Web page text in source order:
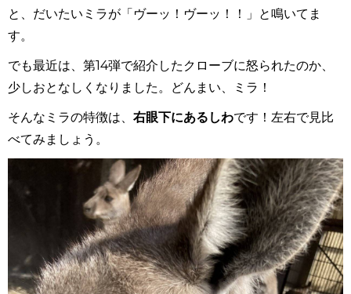
と、だいたいミラが「ヴーッ！ヴーッ！！」と鳴いてま
す。
でも最近は、第14弾で紹介したクローブに怒られたのか、
少しおとなしくなりました。どんまい、ミラ！
そんなミラの特徴は、 右眼下にあるしわです！左右で見比
べてみましょう。